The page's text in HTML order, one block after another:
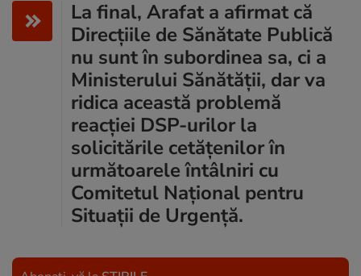
La final, Arafat a afirmat că
Direcțiile de Sănătate Publică
nu sunt în subordinea sa, ci a
Ministerului Sănătății, dar va
ridica această problemă
reacției DSP-urilor la
solicitările cetățenilor în
următoarele întâlniri cu
Comitetul Național pentru
Situații de Urgență.